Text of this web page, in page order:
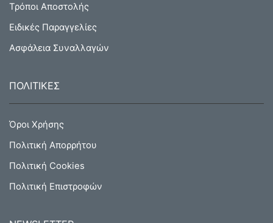
Τρόποι Αποστολής
Ειδικές Παραγγελίες
Ασφάλεια Συναλλαγών
ΠΟΛΙΤΙΚΕΣ
Όροι Χρήσης
Πολιτική Απορρήτου
Πολιτική Cookies
Πολιτική Επιστροφών